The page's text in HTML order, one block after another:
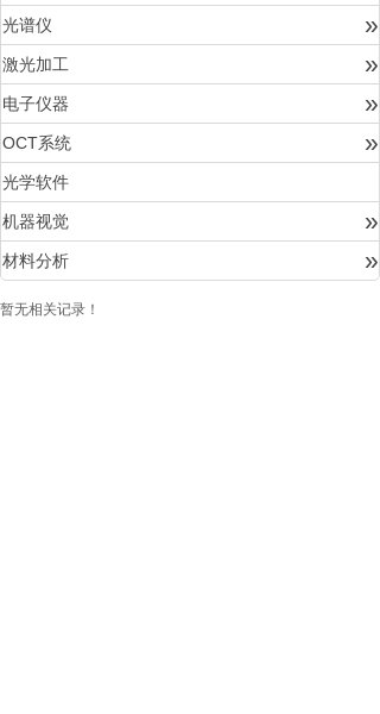
光谱仪 »
激光加工 »
电子仪器 »
OCT系统 »
光学软件
机器视觉 »
材料分析 »
暂无相关记录！